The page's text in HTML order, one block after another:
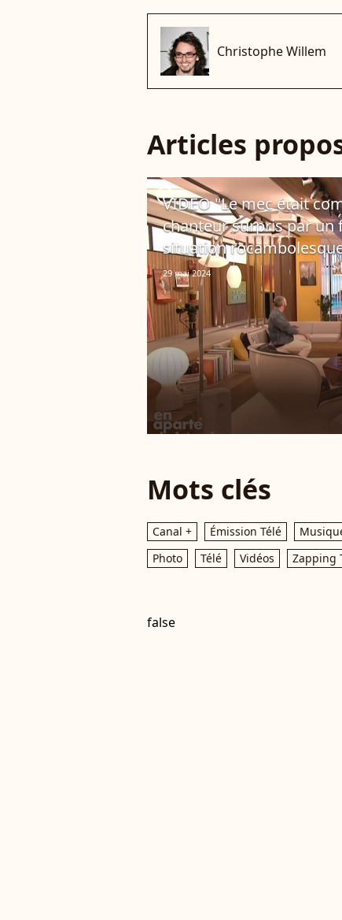
Christophe Willem
Articles
player2
VIDEO "Le mec était
chanteur surpris par un
situation
29 mai 2024
Mots clés
Canal + Émission Télé
Photo
Télé Vidéos Zapping
false